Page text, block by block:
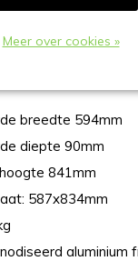
breedte 594mm
diepte 90mm
841mm
587x834mm
aluminium
Meer over cookies »